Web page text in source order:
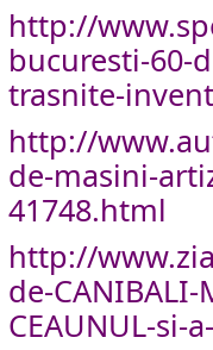
http://
bucuresti-60-
trasnite-
http://
de-masini-
41748.html
http://
de-
CEAUNUL-si-